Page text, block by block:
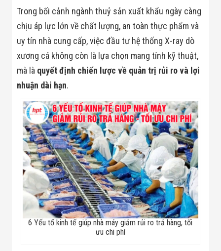
Bị Ngành Thực
Phẩm Đóng Gói
Giải Pháp Thiết
Bị Ngành May
Mặc - Giày Da
Giải Pháp Thiết
Bị Ngành Linh
Kiện Điện Tử
Dục
Giải Pháp Thiết
Bị Ngành Bán
Lẻ - Retail
Giải Pháp
Chuyên Dụng
Ngành Công An
- Quân Đội
Giải Pháp Bãi
Giữ Xe Thông
Minh
Sản Phẩm
THIẾT BỊ AN
NINH
Trong bối cảnh ngành thuỷ sản xuất khẩu ngày càng
chịu áp lực lớn về chất lượng, an toàn thực phẩm và
uy tín nhà cung cấp, việc đầu tư hệ thống X-ray dò
xương cá không còn là lựa chọn mang tính kỹ thuật,
mà là quyết định chiến lược về quản trị rủi ro và lợi
nhuận dài hạn.
6 Yếu tố kinh tế giúp nhà máy giảm rủi ro trả hàng, tối
ưu chi phí